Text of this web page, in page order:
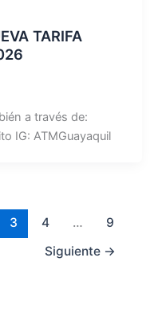
TARIFA
a través de:
IG: ATMGuayaquil
3 4 …
9
Siguiente →